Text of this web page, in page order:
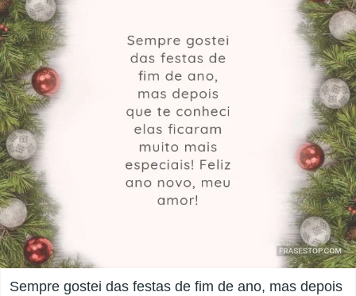
Sempre gostei das festas de fim de ano, mas depois